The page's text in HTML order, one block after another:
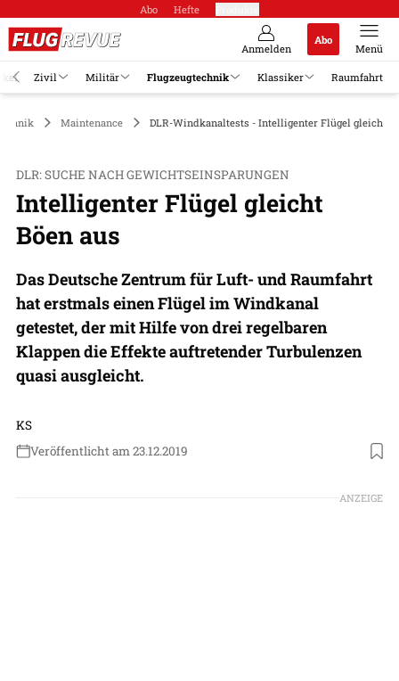
Abo Hefte
Anmelden
Abo
Menü
Zivil Militär Flugzeugtechnik Klassiker Raumfahrt
Maintenance DLR-Windkanaltests - Intelligenter Flügel gleicht
DLR: SUCHE NACH GEWICHTSEINSPARUNGEN
Intelligenter Flügel gleicht
Böen aus
Das Deutsche Zentrum für Luft- und Raumfahrt
hat erstmals einen Flügel im Windkanal
getestet, der mit Hilfe von drei regelbaren
Klappen die Effekte auftretender Turbulenzen
quasi ausgleicht.
KS
Veröffentlicht am 23.12.2019
Foto: DLR
ANZEIGE